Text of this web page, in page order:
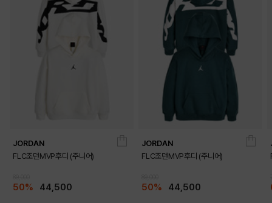
JORDAN
FLC조던MVP후디 (주니어)
50% 44,500
JORDAN
FLC조던MVP후디 (주니어)
50% 44,500